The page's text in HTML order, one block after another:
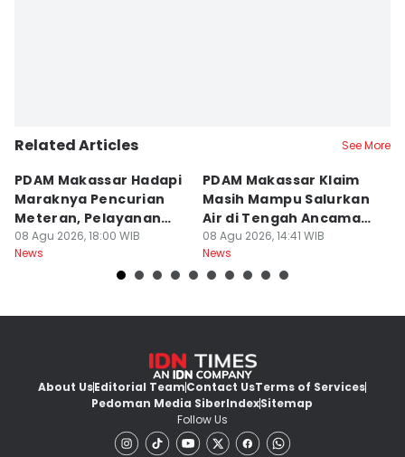
Related Articles See More
PDAM Makassar Hadapi
Maraknya Pencurian
Meteran, Pelayanan
Ikut Terdampak
08 Agu 2026, 18:00 WIB
News
PDAM Makassar Klaim
Masih Mampu Salurkan
Air di Tengah Ancaman
Kekeringan
08 Agu 2026, 14:41 WIB
News
About UsEditorial TeamContact UsTerms of Services
Pedoman Media SiberIndexSitemap
Follow Us